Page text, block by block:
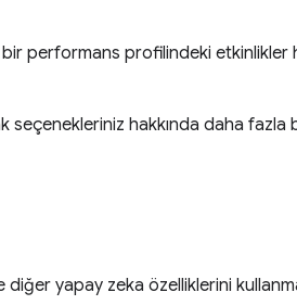
performans profilindeki etkinlikler
seçenekleriniz hakkında daha
diğer yapay zeka özelliklerini